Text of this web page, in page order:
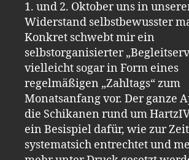
1. und 2. Oktober uns in
Widerstand selbstbewusster
Konkret schwebt mir ein
selbstorganisierter
vielleicht sogar in Form eines
regelmäßigen „Zahltags“ zum
Monatsanfang vor. Der ganze
die Schikanen rund um
ein Besispiel dafür, wie zur
systematsich entrechtet und